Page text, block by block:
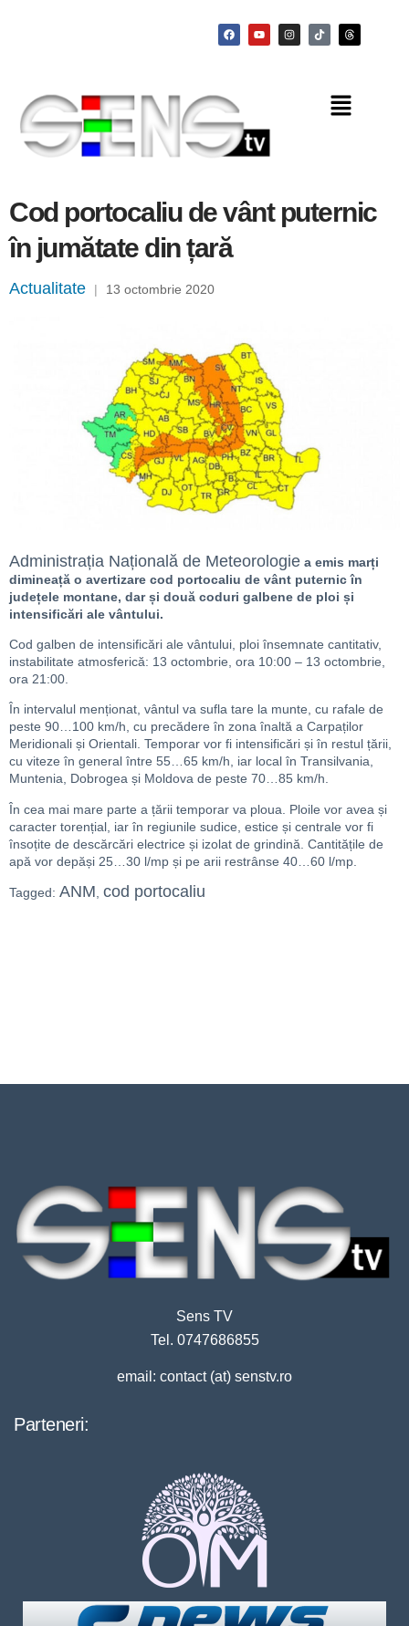
Cod portocaliu de vânt puternic
în jumătate din țară
Actualitate | 13 octombrie 2020
Administrația Națională de Meteorologie a emis marți
dimineață o avertizare cod portocaliu de vânt puternic în
județele montane, dar și două coduri galbene de ploi și
intensificări ale vântului.
Cod galben de intensificări ale vântului, ploi însemnate cantitativ,
instabilitate atmosferică: 13 octombrie, ora 10:00 – 13 octombrie,
ora 21:00.
În intervalul menționat, vântul va sufla tare la munte, cu rafale de
peste 90…100 km/h, cu precădere în zona înaltă a Carpaților
Meridionali și Orientali. Temporar vor fi intensificări și în restul țării,
cu viteze în general între 55…65 km/h, iar local în Transilvania,
Muntenia, Dobrogea și Moldova de peste 70…85 km/h.
În cea mai mare parte a țării temporar va ploua. Ploile vor avea și
caracter torențial, iar în regiunile sudice, estice și centrale vor fi
însoțite de descărcări electrice și izolat de grindină. Cantitățile de
apă vor depăși 25…30 l/mp și pe arii restrânse 40…60 l/mp.
Tagged: ANM, cod portocaliu
Sens TV
Tel. 0747686855
email: contact (at) senstv.ro
Parteneri: